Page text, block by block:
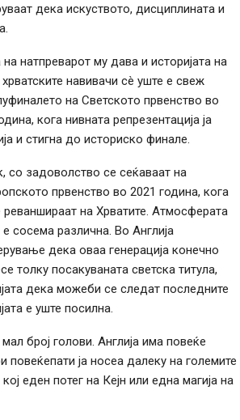
дека искуството, дисциплината и
натпреварот му дава и историјата на
навивачи сè уште е свеж
на Светското првенство во
кога нивната репрезентација ја
и стигна до историско финале.
со задоволство се сеќаваат на
првенство во 2021 година, кога
реваншираат на Хрватите. Атмосферата
сосема различна. Во Англија
дека оваа генерација конечно
толку посакуваната светска титула,
дека можеби се следат последните
е уште посилна.
број голови. Англија има повеќе
повеќепати ја носеа далеку на големите
еден потег на Кејн или една магија на